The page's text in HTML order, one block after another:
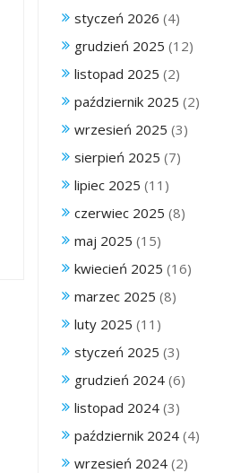
styczeń 2026 (4)
grudzień 2025 (12)
listopad 2025 (2)
październik 2025 (2)
wrzesień 2025 (3)
sierpień 2025 (7)
lipiec 2025 (11)
czerwiec 2025 (8)
maj 2025 (15)
kwiecień 2025 (16)
marzec 2025 (8)
luty 2025 (11)
styczeń 2025 (3)
grudzień 2024 (6)
listopad 2024 (3)
październik 2024 (4)
wrzesień 2024 (2)